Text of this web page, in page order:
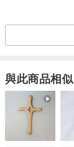
與此商品相似